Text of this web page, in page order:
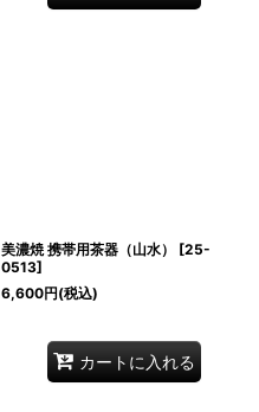
美濃焼 携帯用茶器（山水） [25-
0513]
6,600円(税込)
カートに入れる